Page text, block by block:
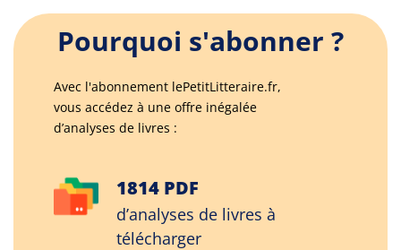
Pourquoi s'abonner ?
Avec l'abonnement lePetitLitteraire.fr,
vous accédez à une offre inégalée
d’analyses de livres :
1814 PDF
d’analyses de livres à
télécharger